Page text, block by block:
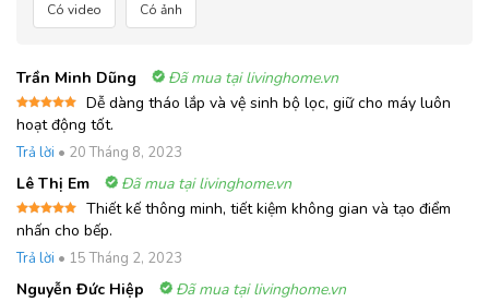
Có video Có ảnh
Trần Minh Dũng Đã mua tại livinghome.vn
Được xếp
hạng 55
sao
Dễ dàng tháo lắp và vệ sinh bộ lọc, giữ cho máy luôn
hoạt động tốt.
Trả lời • 20 Tháng 8, 2023
Lê Thị Em Đã mua tại livinghome.vn
Được xếp
hạng5 5
sao
Thiết kế thông minh, tiết kiệm không gian và tạo điểm
nhấn cho bếp.
Trả lời • 15 Tháng 2, 2023
Nguyễn Đức Hiệp Đã mua tại livinghome.vn